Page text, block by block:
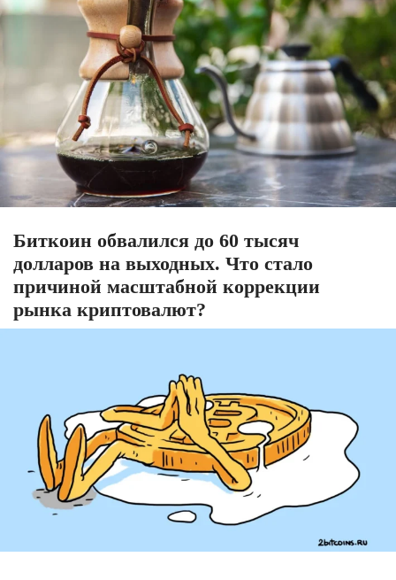
Биткоин обвалился до 60 тысяч
долларов на выходных. Что стало
причиной масштабной коррекции
рынка криптовалют?